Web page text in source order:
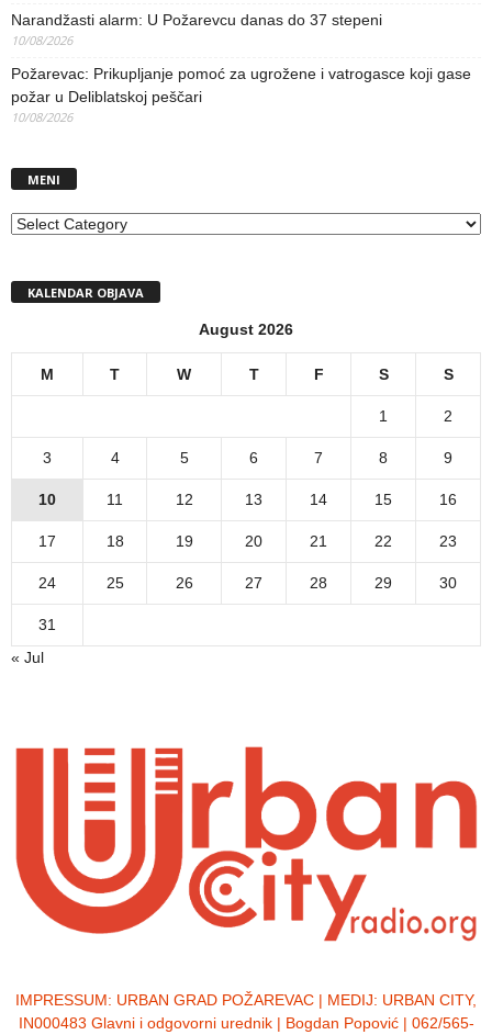
Narandžasti alarm: U Požarevcu danas do 37 stepeni
10/08/2026
Požarevac: Prikupljanje pomoć za ugrožene i vatrogasce koji gase
požar u Deliblatskoj peščari
10/08/2026
MENI
MENI
KALENDAR OBJAVA
August 2026
M T W T F S S
1 2
3 4 5 6 7 8 9
10 11 12 13 14 15 16
17 18 19 20 21 22 23
24 25 26 27 28 29 30
31
« Jul
IMPRESSUM: URBAN GRAD POŽAREVAC | MEDIJ: URBAN CITY,
IN000483 Glavni i odgovorni urednik | Bogdan Popović | 062/565-